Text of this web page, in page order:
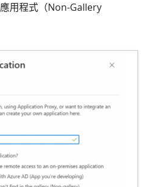
用程式（Non-Gallery